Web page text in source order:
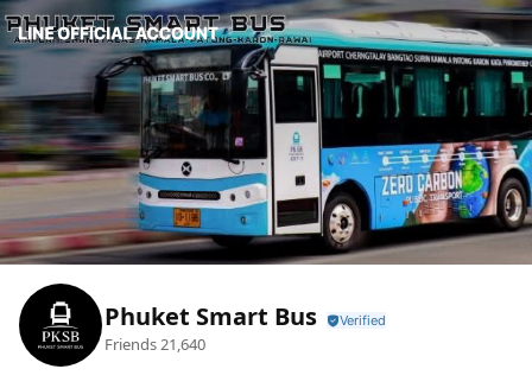
Phuket Smart Bus
Friends21,640